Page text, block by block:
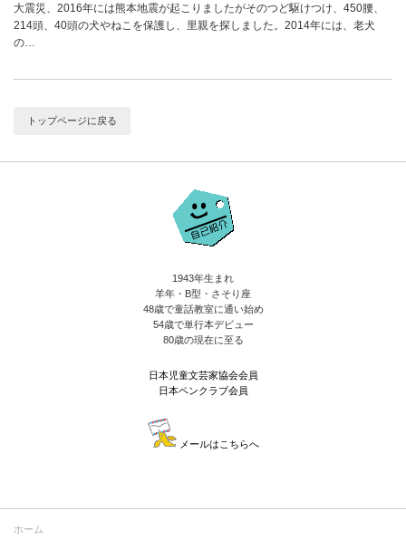
大震災、2016年には熊本地震が起こりましたがそのつど駆けつけ、450腰、
214頭、40頭の犬やねこを保護し、里親を探しました。2014年には、老犬
の…
トップページに戻る
1943年生まれ
羊年・B型・さそり座
48歳で童話教室に通い始め
54歳で単行本デビュー
80歳の現在に至る
日本児童文芸家協会会員
日本ペンクラブ会員
メールはこちらへ
ホーム